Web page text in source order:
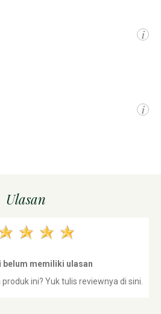
i
i
Ulasan
belum memiliki ulasan
ini? Yuk tulis reviewnya di sini.